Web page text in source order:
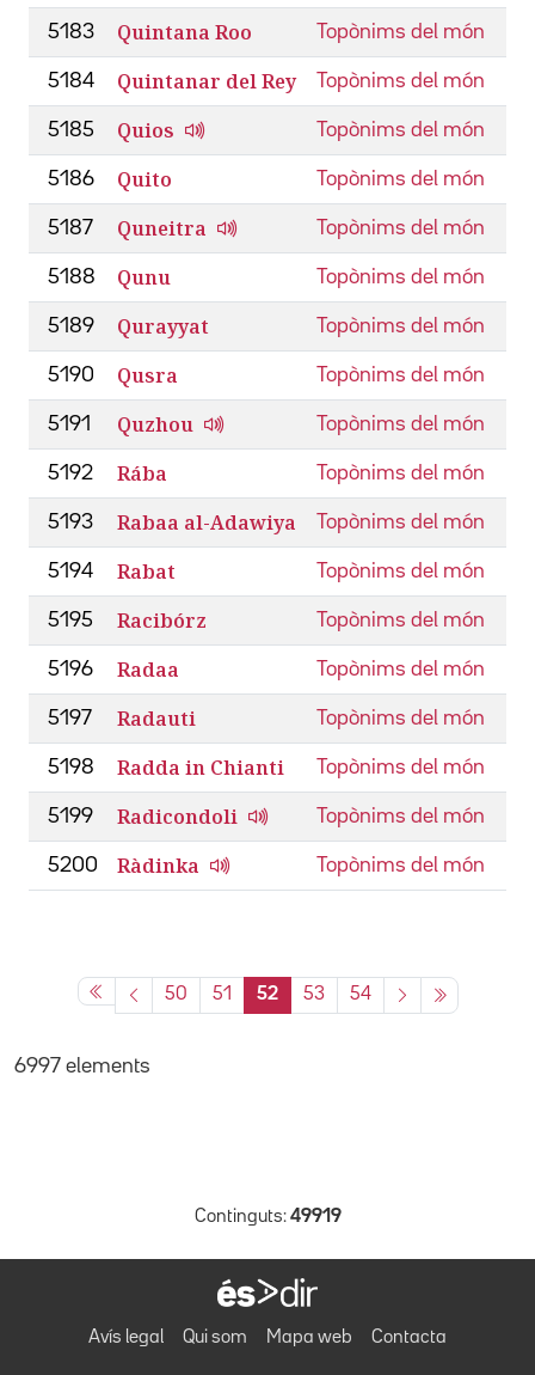
5183 Quintana Roo Topònims del món
5184 Quintanar del Rey Topònims del món
5185 Quios Topònims del món
5186 Quito Topònims del món
5187 Quneitra Topònims del món
5188 Qunu Topònims del món
5189 Qurayyat Topònims del món
5190 Qusra Topònims del món
5191 Quzhou Topònims del món
5192 Rába Topònims del món
5193 Rabaa al-Adawiya Topònims del món
5194 Rabat Topònims del món
5195 Racibórz Topònims del món
5196 Radaa Topònims del món
5197 Radauti Topònims del món
5198 Radda in Chianti Topònims del món
5199 Radicondoli Topònims del món
5200 Ràdinka Topònims del món
50 51 52 53 54
6997 elements
Continguts: 49919
Avís legal Qui som Mapa web Contacta